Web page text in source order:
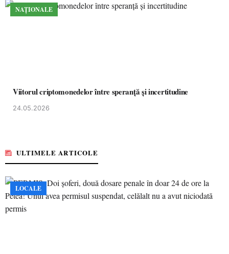
NAȚIONALE
Viitorul criptomonedelor între speranță și incertitudine
24.05.2026
ULTIMELE ARTICOLE
LOCALE